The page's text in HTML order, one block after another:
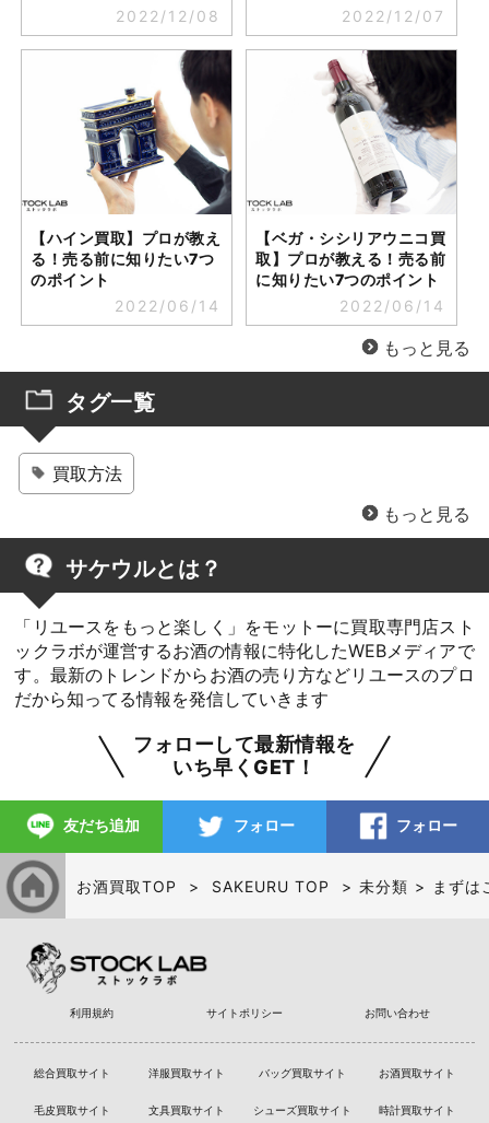
2022/12/08
2022/12/07
【ハイン買取】プロが教え
る！売る前に知りたい7つ
のポイント
2022/06/14
【ベガ・シシリアウニコ買
取】プロが教える！売る前
に知りたい7つのポイント
2022/06/14
もっと見る
タグ一覧
買取方法
サケウルとは？
「リユースをもっと楽しく」をモットーに買取専門店スト
ックラボが運営するお酒の情報に特化したWEBメディアで
す。最新のトレンドからお酒の売り方などリユースのプロ
だから知ってる情報を発信していきます
フォローして最新情報を
いち早くGET！
友だち追加 フォロー フォロー
お酒買取TOP SAKEURU TOP 未分類 まずは
利用規約 サイトポリシー お問い合わせ
総合買取サイト 洋服買取サイト バッグ買取サイト お酒買取サイト
毛皮買取サイト 文具買取サイト シューズ買取サイト 時計買取サイト